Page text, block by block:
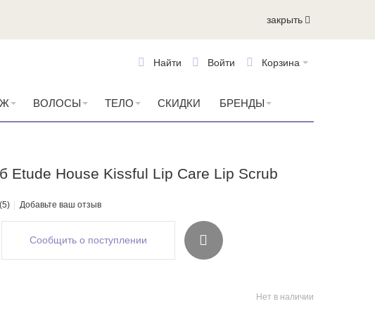
закрыть
Корзина
Войти
Найти
ВОЛОСЫ ТЕЛО СКИДКИ БРЕНДЫ
Etude House Kissful Lip Care Lip Scrub
Добавьте ваш отзыв
Сообщить о поступлении
Нет в наличии